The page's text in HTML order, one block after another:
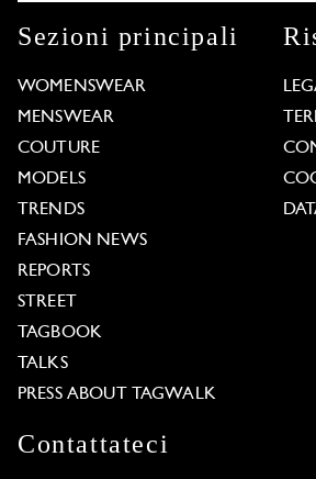
Sezioni principali
WOMENSWEAR
MENSWEAR
COUTURE
MODELS
TRENDS
FASHION NEWS
REPORTS
STREET
TAGBOOK
TALKS
PRESS ABOUT TAGWALK
Contattateci